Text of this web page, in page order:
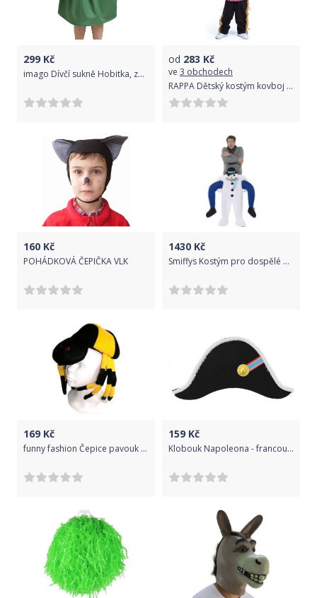
299 Kč
imago Dívčí sukně Hobitka, zelená, velikost 122/128
od 283 Kč
ve 3 obchodech
RAPPA Dětský kostým kovboj (S)
160 Kč
POHÁDKOVÁ ČEPIČKA VLK
1430 Kč
Smiffys Kostým pro dospělé Na zádech sněhuláka
169 Kč
funny fashion Čepice pavouk s nastavitelýma nohama
159 Kč
Klobouk Napoleona - francouzského císaře